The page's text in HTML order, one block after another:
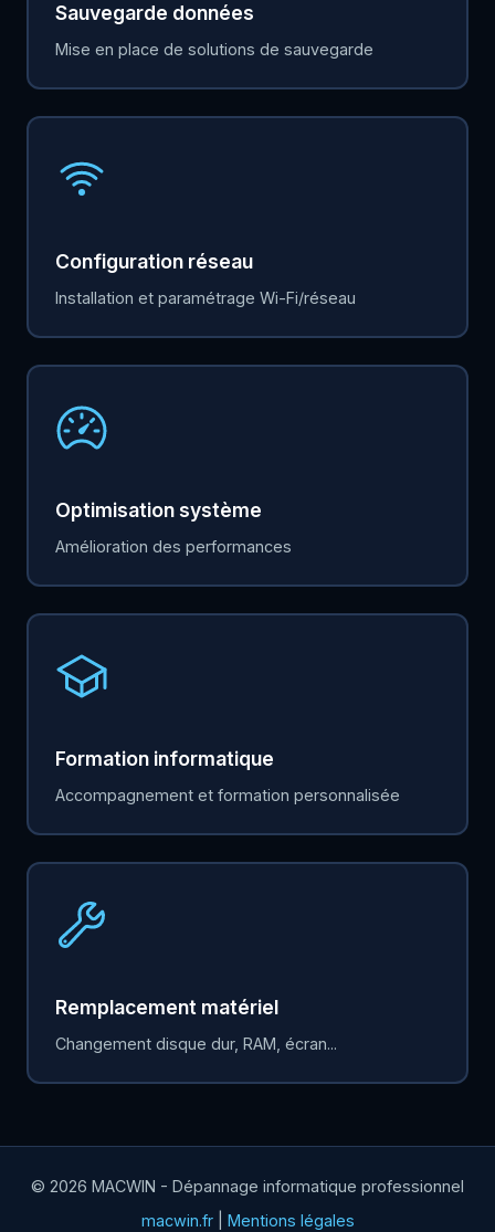
Sauvegarde données
Mise en place de solutions de sauvegarde
Configuration réseau
Installation et paramétrage Wi-Fi/réseau
Optimisation système
Amélioration des performances
Formation informatique
Accompagnement et formation personnalisée
Remplacement matériel
Changement disque dur, RAM, écran...
© 2026 MACWIN - Dépannage informatique professionnel
macwin.fr| Mentions légales